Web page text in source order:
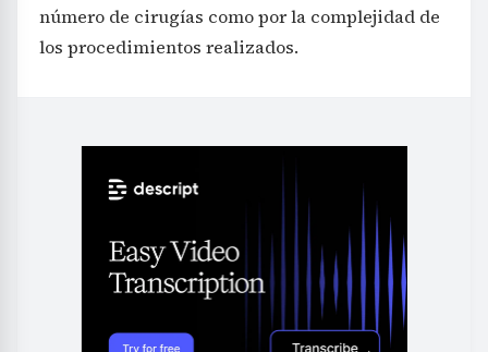
número de cirugías como por la complejidad de
los procedimientos realizados.